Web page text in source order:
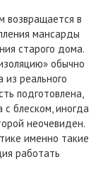
возвращается в
мансарды
старого дома.
обычно
из реального
подготовлена,
блеском, иногда
неочевиден.
именно такие
работать